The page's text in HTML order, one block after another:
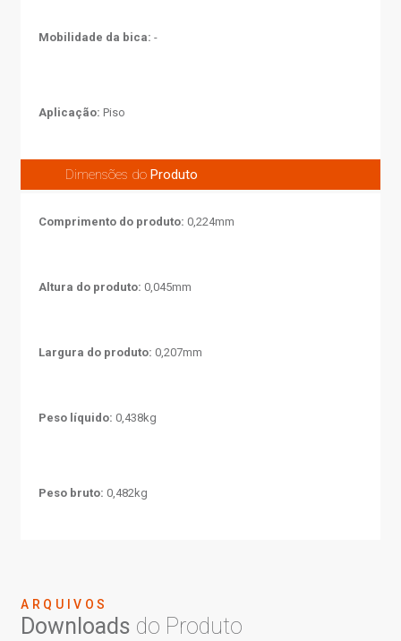
Mobilidade da bica: -
Aplicação: Piso
Dimensões doProduto
Comprimento do produto: 0,224mm
Altura do produto: 0,045mm
Largura do produto: 0,207mm
Peso líquido: 0,438kg
Peso bruto: 0,482kg
ARQUIVOS
Downloads do Produto